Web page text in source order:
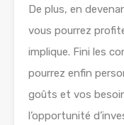
De plus, en
vous pourrez
implique. Fini les
pourrez enfin
goûts et vos
l’opportunité